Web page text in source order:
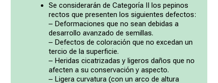
Se considerarán de Categoría II los pepinos
rectos que presenten los siguientes defectos:
– Deformaciones que no sean debidas a
desarrollo avanzado de semillas.
– Defectos de coloración que no excedan un
tercio de la superficie.
– Heridas cicatrizadas y ligeros daños que no
afecten a su conservación y aspecto.
– Ligera curvatura (con un arco de altura